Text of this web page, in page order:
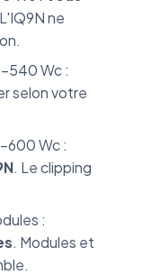
ne
540 Wc :
selon votre
600 Wc :
. Le clipping
:
. Modules et